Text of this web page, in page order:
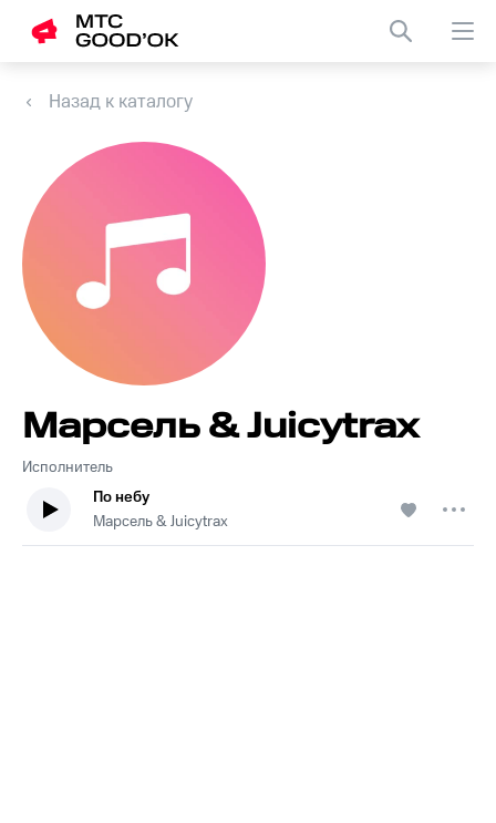
Назад к каталогу
Исполнитель
Марсель & Juicytrax
По небу
Марсель & Juicytrax